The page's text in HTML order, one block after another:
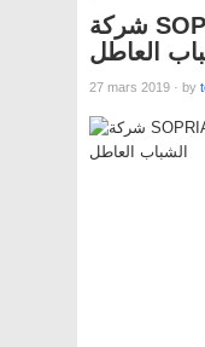
شركة SOPRIAM حملة توظيف
العاطل
27 mars 2019 · by